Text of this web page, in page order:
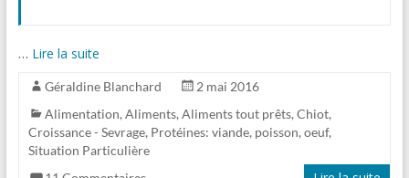
… Lire la suite
Géraldine Blanchard
2 mai 2016
Alimentation,Aliments,Aliments tout prêts,Chiot,
Croissance - Sevrage, Protéines: viande, poisson, oeuf,
Situation Particulière